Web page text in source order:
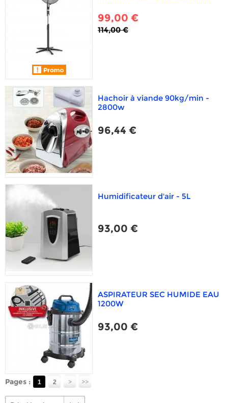
99,00 €
114,00 €
Hachoir à viande 90kg/min -
2800w
96,44 €
Humidificateur d'air - 5L
93,00 €
ASPIRATEUR SEC HUMIDE EAU
1200W
93,00 €
Pages : 1 2 > >>